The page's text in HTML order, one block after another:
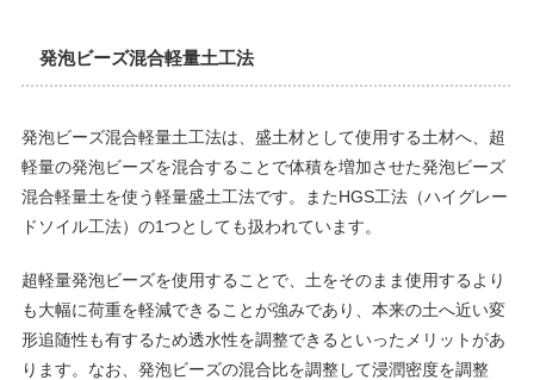
発泡ビーズ混合軽量土工法
発泡ビーズ混合軽量土工法は、盛土材として使用する土材へ、超
軽量の発泡ビーズを混合することで体積を増加させた発泡ビーズ
混合軽量土を使う軽量盛土工法です。またHGS工法（ハイグレー
ドソイル工法）の1つとしても扱われています。
超軽量発泡ビーズを使用することで、土をそのまま使用するより
も大幅に荷重を軽減できることが強みであり、本来の土へ近い変
形追随性も有するため透水性を調整できるといったメリットがあ
ります。なお、発泡ビーズの混合比を調整して浸潤密度を調整